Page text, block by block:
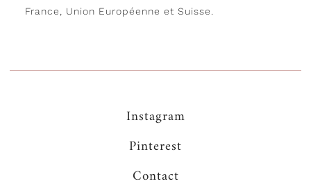
France, Union Européenne et Suisse.
Instagram
Pinterest
Contact